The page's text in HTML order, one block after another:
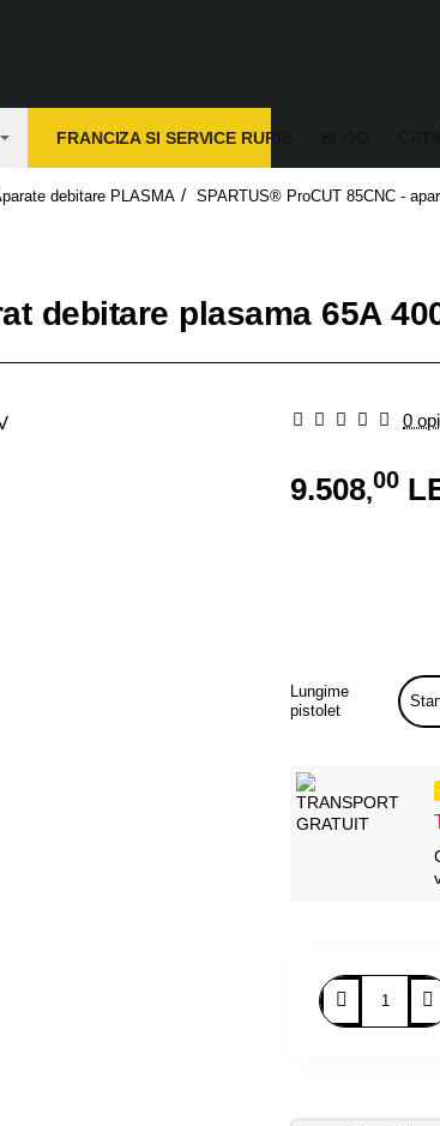
FRANCIZA SI SERVICE RURIS
debitare PLASMA SPARTUS® ProCUT 85CNC -
debitare plasama 65A
0
9.508,00
Lungime
pistolet